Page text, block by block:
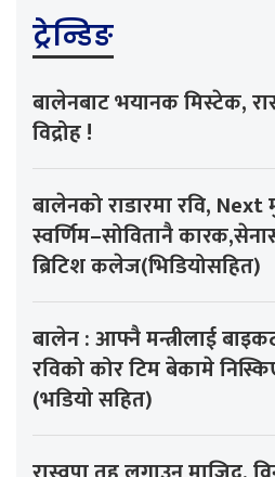
ट्रेन्डिङ
बालेनबाट भयानक मिस्टेक,
विद्रोह !
बालेनको राडारमा रवि,
स्वर्णिम–सोवितानै
ब्रिटिश कलेज(भिडियोसहित)
बालेन : आफ्नै मन्त्रीलाई
रविको कोर टिम बेकामे
(भडियो सहित)